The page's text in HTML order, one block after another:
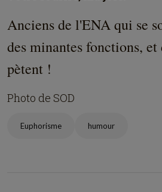
Anciens de l'ENA qui se
des minantes fonctions,
pètent !
Photo de SOD
Euphorisme humour